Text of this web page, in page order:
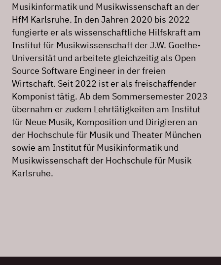
Musikinformatik und Musikwissenschaft an der
HfM Karlsruhe. In den Jahren 2020 bis 2022
fungierte er als wissenschaftliche Hilfskraft am
Institut für Musikwissenschaft der J.W. Goethe-
Universität und arbeitete gleichzeitig als Open
Source Software Engineer in der freien
Wirtschaft. Seit 2022 ist er als freischaffender
Komponist tätig. Ab dem Sommersemester 2023
übernahm er zudem Lehrtätigkeiten am Institut
für Neue Musik, Komposition und Dirigieren an
der Hochschule für Musik und Theater München
sowie am Institut für Musikinformatik und
Musikwissenschaft der Hochschule für Musik
Karlsruhe.